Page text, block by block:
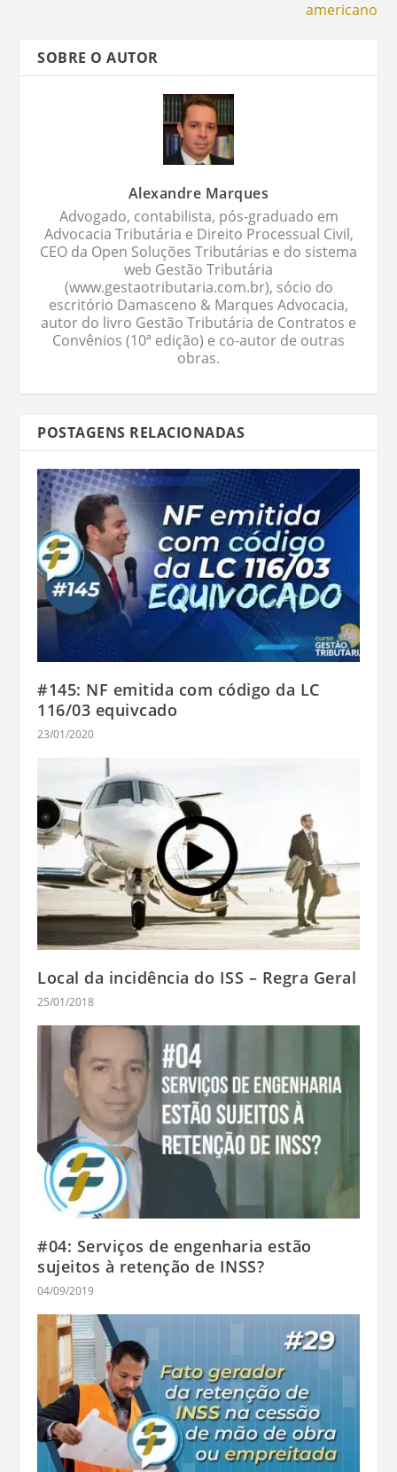
americano
SOBRE O AUTOR
Alexandre Marques
Advogado, contabilista, pós-graduado em
Advocacia Tributária e Direito Processual Civil,
CEO da Open Soluções Tributárias e do sistema
web Gestão Tributária
(www.gestaotributaria.com.br), sócio do
escritório Damasceno & Marques Advocacia,
autor do livro Gestão Tributária de Contratos e
Convênios (10ª edição) e co-autor de outras
obras.
POSTAGENS RELACIONADAS
#145: NF emitida com código da LC
116/03 equivcado
23/01/2020
Local da incidência do ISS – Regra Geral
25/01/2018
#04: Serviços de engenharia estão
sujeitos à retenção de INSS?
04/09/2019